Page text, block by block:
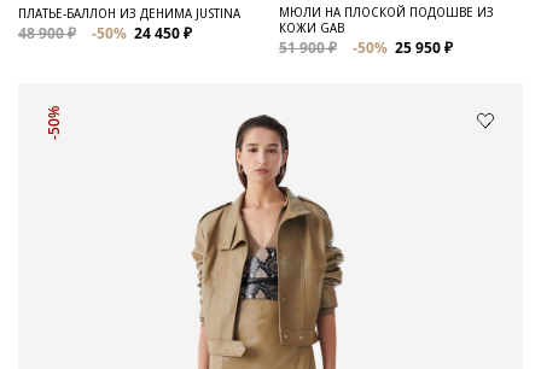
ПЛАТЬЕ-БАЛЛОН ИЗ ДЕНИМА JUSTINA
48 900 ₽ -50% 24 450 ₽
МЮЛИ НА ПЛОСКОЙ ПОДОШВЕ ИЗ
КОЖИ GAB
51 900 ₽ -50% 25 950 ₽
-50%